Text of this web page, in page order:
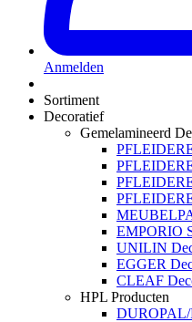
Anmelden
Sortiment
Decoratief
Gemelamineerd
EMPORIO
UNILIN
EGGER
CLEAF
HPL Producten